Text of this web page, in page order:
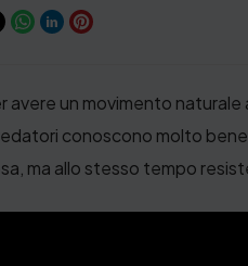
avere un movimento
conoscono molto
ma allo stesso tempo